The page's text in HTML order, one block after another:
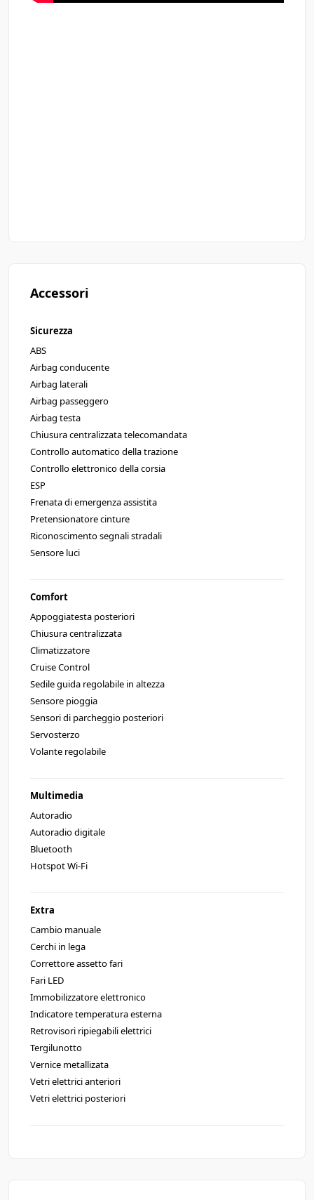
Accessori
Sicurezza
ABS
Airbag conducente
Airbag laterali
Airbag passeggero
Airbag testa
Chiusura centralizzata telecomandata
Controllo automatico della trazione
Controllo elettronico della corsia
ESP
Frenata di emergenza assistita
Pretensionatore cinture
Riconoscimento segnali stradali
Sensore luci
Comfort
Appoggiatesta posteriori
Chiusura centralizzata
Climatizzatore
Cruise Control
Sedile guida regolabile in altezza
Sensore pioggia
Sensori di parcheggio posteriori
Servosterzo
Volante regolabile
Multimedia
Autoradio
Autoradio digitale
Bluetooth
Hotspot Wi-Fi
Extra
Cambio manuale
Cerchi in lega
Correttore assetto fari
Fari LED
Immobilizzatore elettronico
Indicatore temperatura esterna
Retrovisori ripiegabili elettrici
Tergilunotto
Vernice metallizata
Vetri elettrici anteriori
Vetri elettrici posteriori